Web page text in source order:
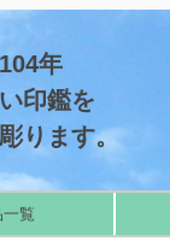
年
印鑑を
ります。
覧